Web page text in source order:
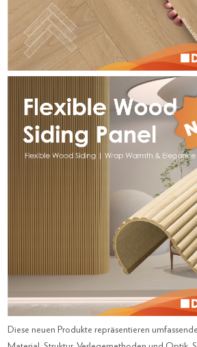
Diese neuen Produkte repräsentieren